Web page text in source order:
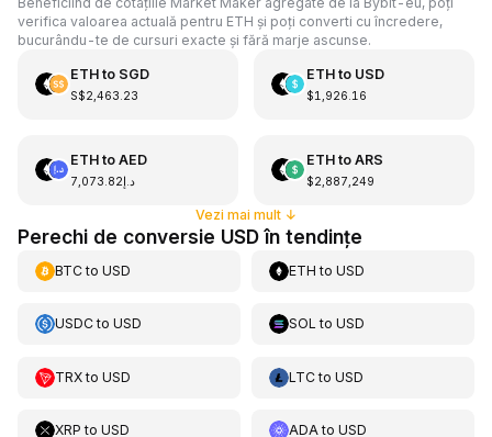
verifica valoarea actuală pentru ETH și poți converti cu încredere,
bucurându-te de cursuri exacte și fără marje ascunse.
ETHto SGD
S$2,463.23
ETHto USD
$1,926.16
ETHto AED
د.إ7,073.82
ETHto ARS
$2,887,249
Vezi mai mult↓
Perechi de conversie USD în tendințe
BTCto USD ETH toUSD
USDCto USD SOL toUSD
TRXto USD LTCtoUSD
XRP to USD ADAtoUSD